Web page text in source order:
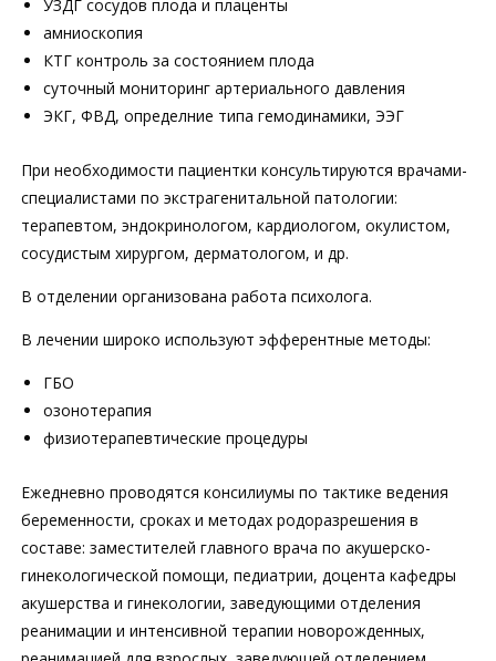
УЗДГ сосудов плода и плаценты
амниоскопия
КТГ контроль за состоянием плода
суточный мониторинг артериального давления
ЭКГ, ФВД, определние типа гемодинамики, ЭЭГ
При необходимости пациентки консультируются врачами-
специалистами по экстрагенитальной патологии:
терапевтом, эндокринологом, кардиологом, окулистом,
сосудистым хирургом, дерматологом, и др.
В отделении организована работа психолога.
В лечении широко используют эфферентные методы:
ГБО
озонотерапия
физиотерапевтические процедуры
Ежедневно проводятся консилиумы по тактике ведения
беременности, сроках и методах родоразрешения в
составе: заместителей главного врача по акушерско-
гинекологической помощи, педиатрии, доцента кафедры
акушерства и гинекологии, заведующими отделения
реанимации и интенсивной терапии новорожденных,